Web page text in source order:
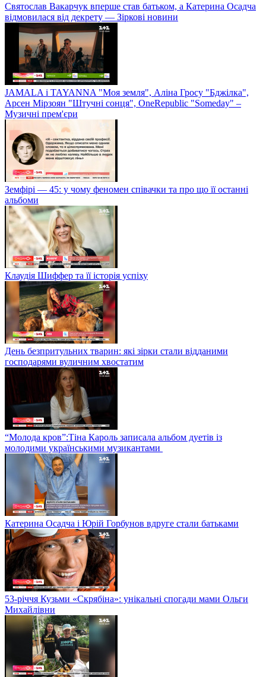
Святослав Вакарчук вперше став батьком, а Катерина Осадча
відмовилася від декрету — Зіркові новини
JAMALA і TAYANNA "Моя земля", Аліна Гросу "Бджілка",
Арсен Мірзоян "Штучні сонця", OneRepublic "Someday" –
Музичні прем'єри
Земфірі — 45: у чому феномен співачки та про що її останні
альбоми
Клаудія Шиффер та її історія успіху
День безпритульних тварин: які зірки стали відданими
господарями вуличним хвостатим
“Молода кров”:Тіна Кароль записала альбом дуетів із
молодими українськими музикантами
Катерина Осадча і Юрій Горбунов вдруге стали батьками
53-річчя Кузьми «Скрябіна»: унікальні спогади мами Ольги
Михайлівни